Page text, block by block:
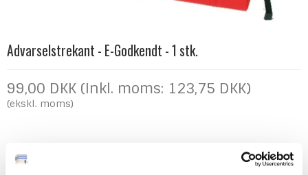
Advarselstrekant - E-Godkendt - 1 stk.
99,00 DKK (Inkl. moms: 123,75 DKK)
(ekskl. moms)